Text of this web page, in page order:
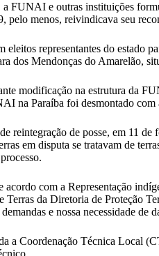
FUNAI e outras instituições
pelo menos, reivindicava seu
eleitos representantes do
dos Mendonças do Amarelão,
modificação na estrutura da
na Paraíba foi desmontado com
reintegração de posse, em 11
em disputa se tratavam de
acordo com a Representação
Terras da Diretoria de Proteção
e nossa necessidade
a Coordenação Técnica Local